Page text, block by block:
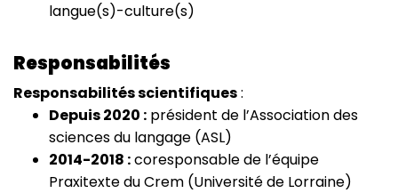
langue(s)-culture(s)
Responsabilités
Responsabilités scientifiques:
Depuis 2020 : président de l’Association des
sciences du langage (ASL)
2014-2018 :coresponsable de l’équipe
Praxitexte du Crem (Université de Lorraine)